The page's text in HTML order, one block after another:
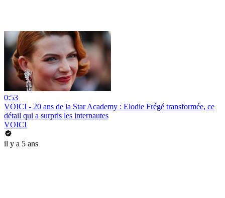
0:53
VOICI - 20 ans de la Star Academy : Elodie Frégé transformée, ce
détail qui a surpris les internautes
VOICI
il y a 5 ans